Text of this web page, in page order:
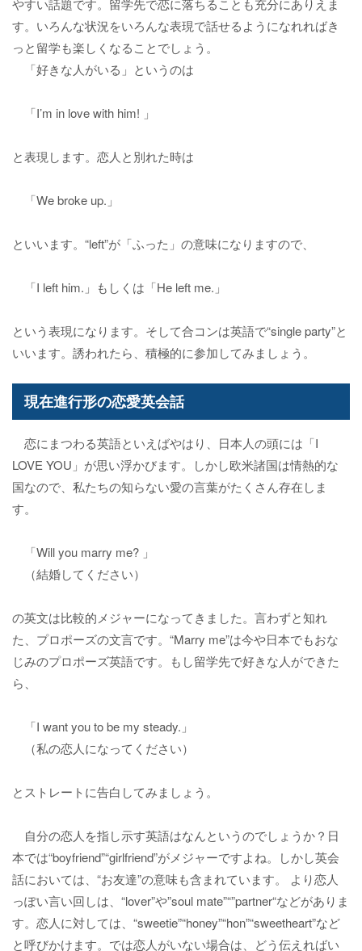
やすい話題です。留学先で恋に落ちることも充分にありえま
す。いろんな状況をいろんな表現で話せるようになれればき
っと留学も楽しくなることでしょう。
「好きな人がいる」というのは
「I’m in love with him! 」
と表現します。恋人と別れた時は
「We broke up.」
といいます。“left”が「ふった」の意味になりますので、
「I left him.」もしくは「He left me.」
という表現になります。そして合コンは英語で“single party”と
いいます。誘われたら、積極的に参加してみましょう。
現在進行形の恋愛英会話
恋にまつわる英語といえばやはり、日本人の頭には「I
LOVE YOU」が思い浮かびます。しかし欧米諸国は情熱的な
国なので、私たちの知らない愛の言葉がたくさん存在しま
す。
「Will you marry me? 」
（結婚してください）
の英文は比較的メジャーになってきました。言わずと知れ
た、プロポーズの文言です。“Marry me”は今や日本でもおな
じみのプロポーズ英語です。もし留学先で好きな人ができた
ら、
「I want you to be my steady.」
（私の恋人になってください）
とストレートに告白してみましょう。
自分の恋人を指し示す英語はなんというのでしょうか？日
本では“boyfriend”“girlfriend”がメジャーですよね。しかし英会
話においては、“お友達”の意味も含まれています。 より恋人
っぽい言い回しは、“lover”や”soul mate”“”partner“などがありま
す。恋人に対しては、“sweetie”“honey”“hon”“sweetheart”など
と呼びかけます。では恋人がいない場合は、どう伝えればい